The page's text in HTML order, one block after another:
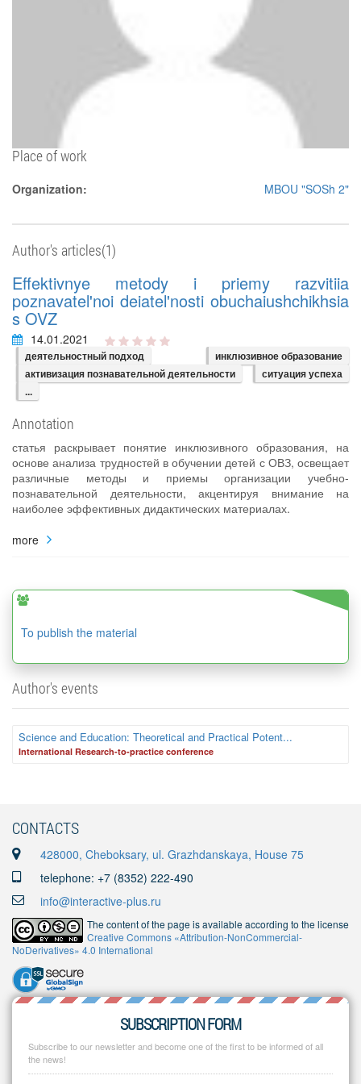
Place of work
Organization: MBOU "SOSh 2"
Author's articles(1)
Effektivnye metody i priemy razvitiia
poznavatel'noi deiatel'nosti obuchaiushchikhsia
s OVZ
14.01.2021
деятельностный подход
инклюзивное образование
активизация познавательной деятельности
ситуация успеха
...
Annotation
статья раскрывает понятие инклюзивного образования, на
основе анализа трудностей в обучении детей с ОВЗ, освещает
различные методы и приемы организации учебно-
познавательной деятельности, акцентируя внимание на
наиболее эффективных дидактических материалах.
more
To publish the material
Author's events
Science and Education: Theoretical and Practical Potent...
International Research-to-practice conference
CONTACTS
428000, Cheboksary, ul. Grazhdanskaya, House 75
telephone: +7 (8352) 222-490
info@interactive-plus.ru
The content of the page is available according to the license
Creative Commons «Attribution-NonCommercial-
NoDerivatives» 4.0 International
SUBSCRIPTION FORM
Subscribe to our newsletter and become one of the first to be informed of all
the news!